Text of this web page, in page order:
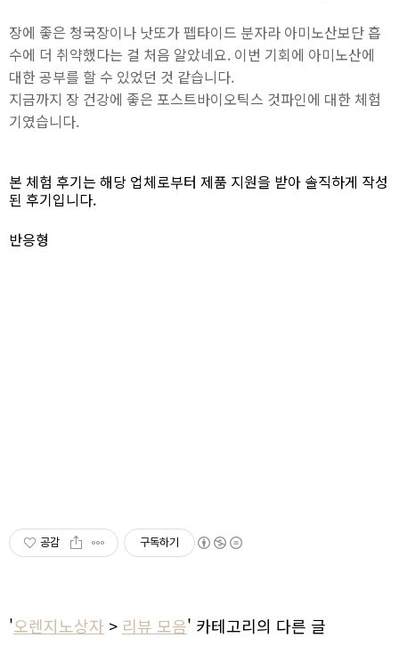
장에 좋은 청국장이나 낫또가 펩타이드 분자라 아미노산보단 흡
수에 더 취약했다는 걸 처음 알았네요. 이번 기회에 아미노산에
대한 공부를 할 수 있었던 것 같습니다.
지금까지 장 건강에 좋은 포스트바이오틱스 것파인에 대한 체험
기였습니다.
본 체험 후기는 해당 업체로부터 제품 지원을 받아 솔직하게 작성
된 후기입니다.
반응형
공감 구독하기
'오렌지노상자 > 리뷰 모음' 카테고리의 다른 글